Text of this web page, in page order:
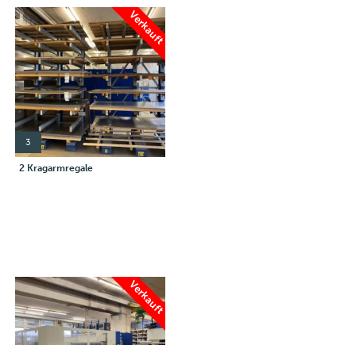
Verkauft
3
2 Kragarmregale
Verkauft